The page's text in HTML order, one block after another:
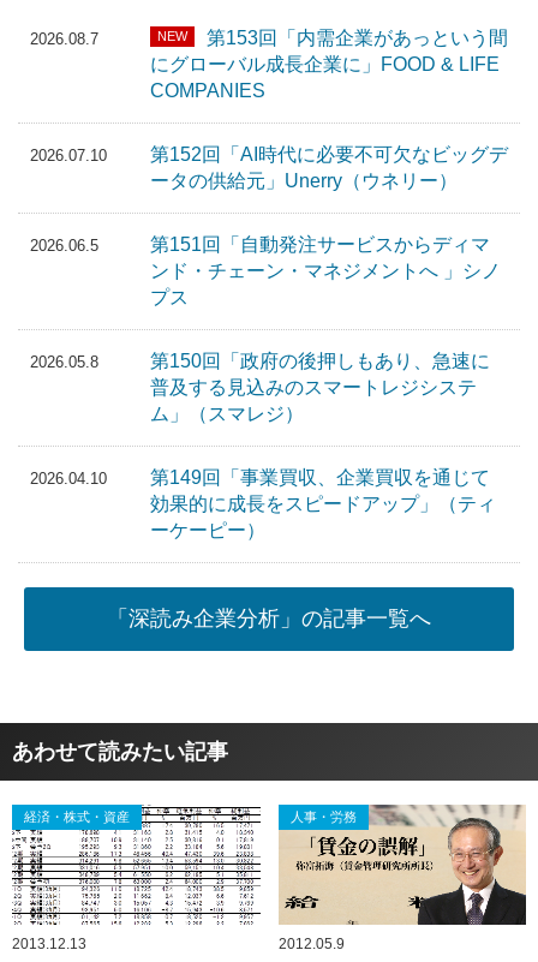
2026.08.7 NEW
第153回「内需企業があっという間
にグローバル成長企業に」FOOD & LIFE
COMPANIES
2026.07.10
第152回「AI時代に必要不可欠なビッグデ
ータの供給元」Unerry（ウネリー）
2026.06.5
第151回「自動発注サービスからディマ
ンド・チェーン・マネジメントへ 」シノ
プス
2026.05.8
第150回「政府の後押しもあり、急速に
普及する見込みのスマートレジシステ
ム」（スマレジ）
2026.04.10
第149回「事業買収、企業買収を通じて
効果的に成長をスピードアップ」（ティ
ーケーピー）
「深読み企業分析」の記事一覧へ
あわせて読みたい記事
経済・株式・資産
2013.12.13
人事・労務
2012.05.9